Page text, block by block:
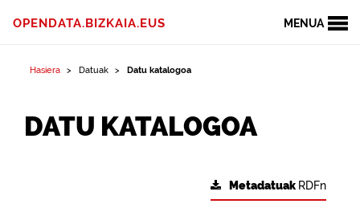
MENUA
OPENDATA.BIZKAIA.EUS
Hasiera Datuak Datu katalogoa
DATU KATALOGOA
Metadatuak RDFn